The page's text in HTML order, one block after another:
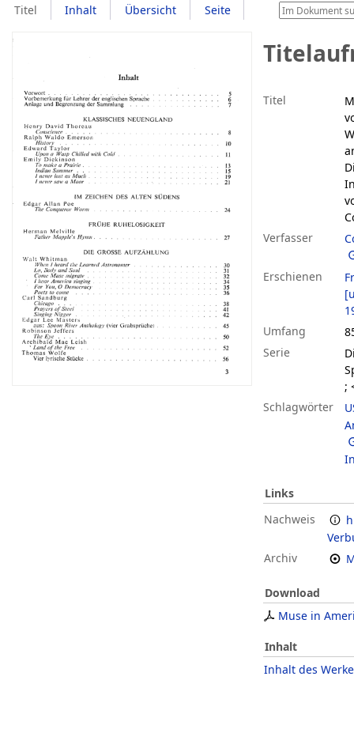
Titel Inhalt Übersicht Seite
Titel
Verfasser
Erschienen
Umfang
Serie
;
Schlagwörter
Links
Nachweis
Archiv
Download
Muse in
Inhalt
Inhalt des